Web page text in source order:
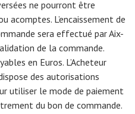
ne pourront être
acomptes. L’encaissement de
sera effectué par Aix-
de la commande.
en Euros. L’Acheteur
des autorisations
utiliser le mode de paiement
du bon de commande.